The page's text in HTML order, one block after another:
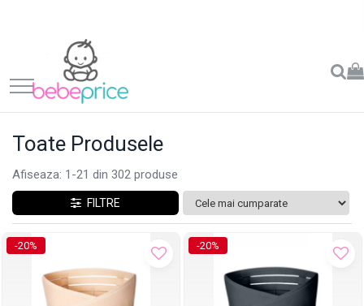
Toate Produsele
Afiseaza: 1-21 din 302 produse
FILTRE
-20% -20%